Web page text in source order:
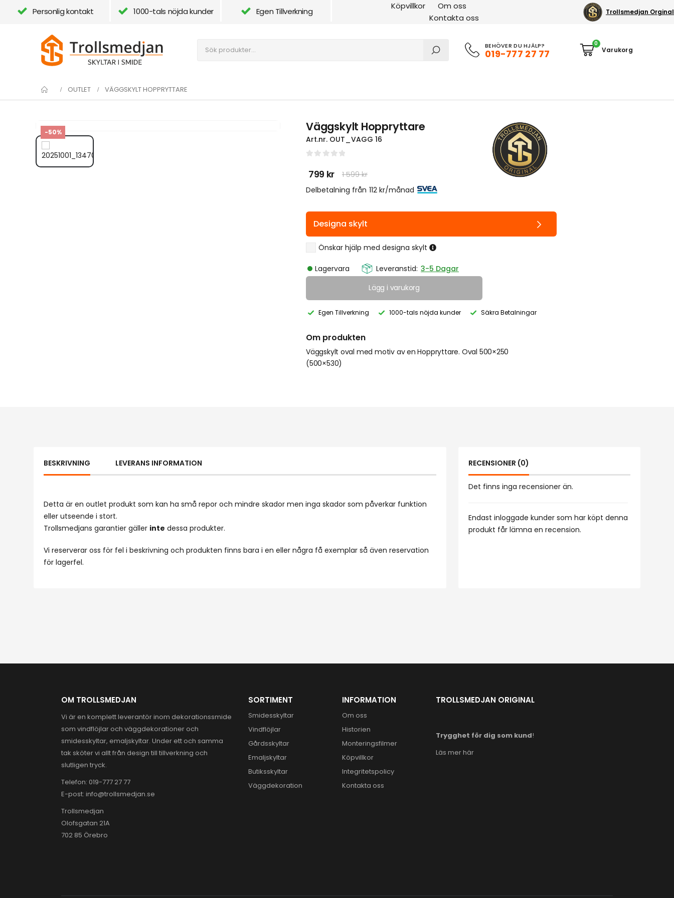
Personlig kontakt 1000-tals nöjda kunder Egen Tillverkning
Köpvillkor
Om oss
Kontakta oss
Trollsmedjan Orginal
BEHÖVER DU HJÄLP?
019-777 27 77
0
OUTLET VÄGGSKYLT HOPPRYTTARE
-50% Väggskylt Hoppryttare
Art.nr. OUT_VAGG 16
1 599kr
Det
ursprungliga
priset
1
599 kr.
799 kr
Det
nuvarande
priset
799 kr.
Delbetalning från 112 kr/månad
Designa skylt
Önskar hjälp med designa skylt
Lagervara Leveranstid: 3-5 Dagar
Lägg i varukorg
Egen Tillverkning 1000-tals nöjda kunder Säkra Betalningar
Om produkten
Väggskylt oval med motiv av en Hoppryttare. Oval 500×250
(500×530)
BESKRIVNING LEVERANS INFORMATION
Detta är en outlet produkt som kan ha små repor och mindre skador men inga skador som påverkar funktion
eller utseende i stort.
Trollsmedjans garantier gäller inte dessa produkter.
Vi reserverar oss för fel i beskrivning och produkten finns bara i en eller några få exemplar så även reservation
för lagerfel.
RECENSIONER (0)
Det finns inga recensioner än.
Endast inloggade kunder som har köpt denna
produkt får lämna en recension.
OM TROLLSMEDJAN
Vi är en komplett leverantör inom dekorationssmide
som vindflöjlar och väggdekorationer och
smidesskyltar, emaljskyltar. Under ett och samma
tak sköter vi allt från design till tillverkning och
slutligen tryck.
Telefon: 019-777 27 77
E-post: info@trollsmedjan.se
Trollsmedjan
Olofsgatan 21A
702 85 Örebro
SORTIMENT
Smidesskyltar
Vindflöjlar
Gårdsskyltar
Emaljskyltar
Butiksskyltar
Väggdekoration
INFORMATION
Om oss
Historien
Monteringsfilmer
Köpvillkor
Integritetspolicy
Kontakta oss
TROLLSMEDJAN ORIGINAL
Trygghet för dig som kund!
Läs mer här